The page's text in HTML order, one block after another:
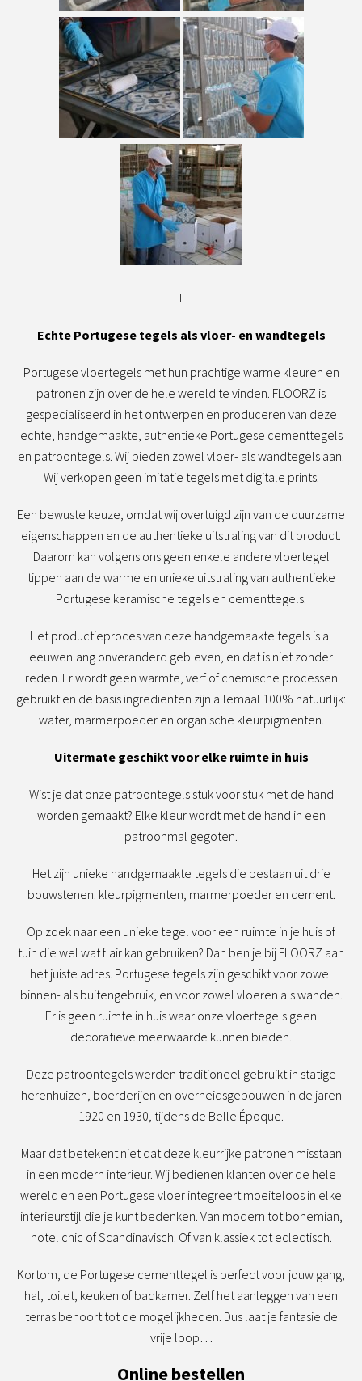
l
Echte Portugese tegels als vloer- en wandtegels
Portugese vloertegels met hun prachtige warme kleuren en
patronen zijn over de hele wereld te vinden. FLOORZ is
gespecialiseerd in het ontwerpen en produceren van deze
echte, handgemaakte, authentieke Portugese cementtegels
en patroontegels. Wij bieden zowel vloer- als wandtegels aan.
Wij verkopen geen imitatie tegels met digitale prints.
Een bewuste keuze, omdat wij overtuigd zijn van de duurzame
eigenschappen en de authentieke uitstraling van dit product.
Daarom kan volgens ons geen enkele andere vloertegel
tippen aan de warme en unieke uitstraling van authentieke
Portugese keramische tegels en cementtegels.
Het productieproces van deze handgemaakte tegels is al
eeuwenlang onveranderd gebleven, en dat is niet zonder
reden. Er wordt geen warmte, verf of chemische processen
gebruikt en de basis ingrediënten zijn allemaal 100% natuurlijk:
water, marmerpoeder en organische kleurpigmenten.
Uitermate geschikt voor elke ruimte in huis
Wist je dat onze patroontegels stuk voor stuk met de hand
worden gemaakt? Elke kleur wordt met de hand in een
patroonmal gegoten.
Het zijn unieke handgemaakte tegels die bestaan uit drie
bouwstenen: kleurpigmenten, marmerpoeder en cement.
Op zoek naar een unieke tegel voor een ruimte in je huis of
tuin die wel wat flair kan gebruiken? Dan ben je bij FLOORZ aan
het juiste adres. Portugese tegels zijn geschikt voor zowel
binnen- als buitengebruik, en voor zowel vloeren als wanden.
Er is geen ruimte in huis waar onze vloertegels geen
decoratieve meerwaarde kunnen bieden.
Deze patroontegels werden traditioneel gebruikt in statige
herenhuizen, boerderijen en overheidsgebouwen in de jaren
1920 en 1930, tijdens de Belle Époque.
Maar dat betekent niet dat deze kleurrijke patronen misstaan
in een modern interieur. Wij bedienen klanten over de hele
wereld en een Portugese vloer integreert moeiteloos in elke
interieurstijl die je kunt bedenken. Van modern tot bohemian,
hotel chic of Scandinavisch. Of van klassiek tot eclectisch.
Kortom, de Portugese cementtegel is perfect voor jouw gang,
hal, toilet, keuken of badkamer. Zelf het aanleggen van een
terras behoort tot de mogelijkheden. Dus laat je fantasie de
vrije loop…
Online bestellen